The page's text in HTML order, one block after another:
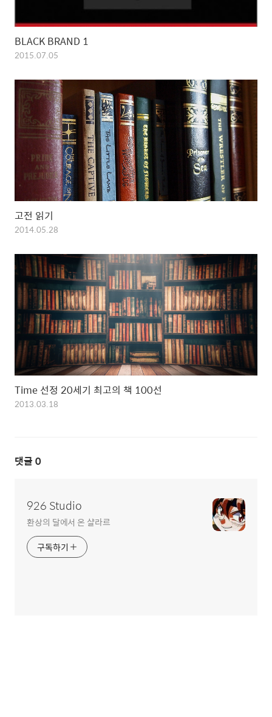
BLACK BRAND 1
2015.07.05
고전 읽기
2014.05.28
Time 선정 20세기 최고의 책 100선
2013.03.18
댓글 0
926 Studio
환상의 달에서 온 샬라르
구독하기